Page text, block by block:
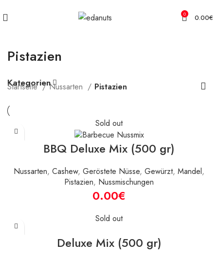
0 0.00€
Pistazien
Kategorien
Startseite Nussarten Pistazien
Sold out
BBQ Deluxe Mix (500 gr)
Nussarten, Cashew, Geröstete Nüsse, Gewürzt, Mandel,
Pistazien, Nussmischungen
€
Sold out
Deluxe Mix (500 gr)